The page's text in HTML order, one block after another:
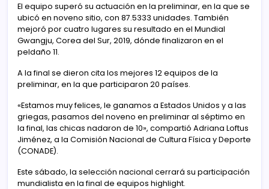
El equipo superó su actuación en la preliminar, en la que se
ubicó en noveno sitio, con 87.5333 unidades. También
mejoró por cuatro lugares su resultado en el Mundial
Gwangju, Corea del Sur, 2019, dónde finalizaron en el
peldaño 11.
A la final se dieron cita los mejores 12 equipos de la
preliminar, en la que participaron 20 países.
«Estamos muy felices, le ganamos a Estados Unidos y a las
griegas, pasamos del noveno en preliminar al séptimo en
la final, las chicas nadaron de 10», compartió Adriana Loftus
Jiménez, a la Comisión Nacional de Cultura Física y Deporte
(CONADE).
Este sábado, la selección nacional cerrará su participación
mundialista en la final de equipos highlight.